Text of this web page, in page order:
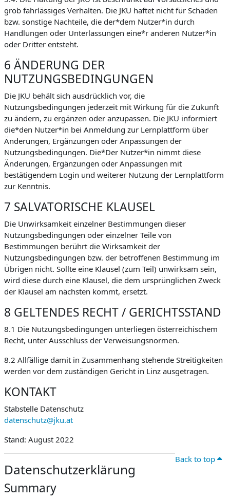
grob fahrlässiges Verhalten. Die JKU haftet nicht für Schäden
bzw. sonstige Nachteile, die der*dem Nutzer*in durch
Handlungen oder Unterlassungen eine*r anderen Nutzer*in
oder Dritter entsteht.
6 ÄNDERUNG DER
NUTZUNGSBEDINGUNGEN
Die JKU behält sich ausdrücklich vor, die
Nutzungsbedingungen jederzeit mit Wirkung für die Zukunft
zu ändern, zu ergänzen oder anzupassen. Die JKU informiert
die*den Nutzer*in bei Anmeldung zur Lernplattform über
Änderungen, Ergänzungen oder Anpassungen der
Nutzungsbedingungen. Die*Der Nutzer*in nimmt diese
Änderungen, Ergänzungen oder Anpassungen mit
bestätigendem Login und weiterer Nutzung der Lernplattform
zur Kenntnis.
7 SALVATORISCHE KLAUSEL
Die Unwirksamkeit einzelner Bestimmungen dieser
Nutzungsbedingungen oder einzelner Teile von
Bestimmungen berührt die Wirksamkeit der
Nutzungsbedingungen bzw. der betroffenen Bestimmung im
Übrigen nicht. Sollte eine Klausel (zum Teil) unwirksam sein,
wird diese durch eine Klausel, die dem ursprünglichen Zweck
der Klausel am nächsten kommt, ersetzt.
8 GELTENDES RECHT / GERICHTSSTAND
8.1 Die Nutzungsbedingungen unterliegen österreichischem
Recht, unter Ausschluss der Verweisungsnormen.
8.2 Allfällige damit in Zusammenhang stehende Streitigkeiten
werden vor dem zuständigen Gericht in Linz ausgetragen.
KONTAKT
Stabstelle Datenschutz
datenschutz@jku.at
Stand: August 2022
Back to top
Datenschutzerklärung
Summary